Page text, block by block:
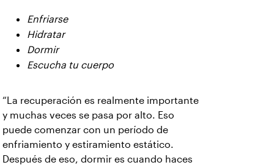
Enfriarse
Hidratar
Dormir
Escucha tu cuerpo
“La recuperación es realmente importante
y muchas veces se pasa por alto. Eso
puede comenzar con un período de
enfriamiento y estiramiento estático.
Después de eso, dormir es cuando haces